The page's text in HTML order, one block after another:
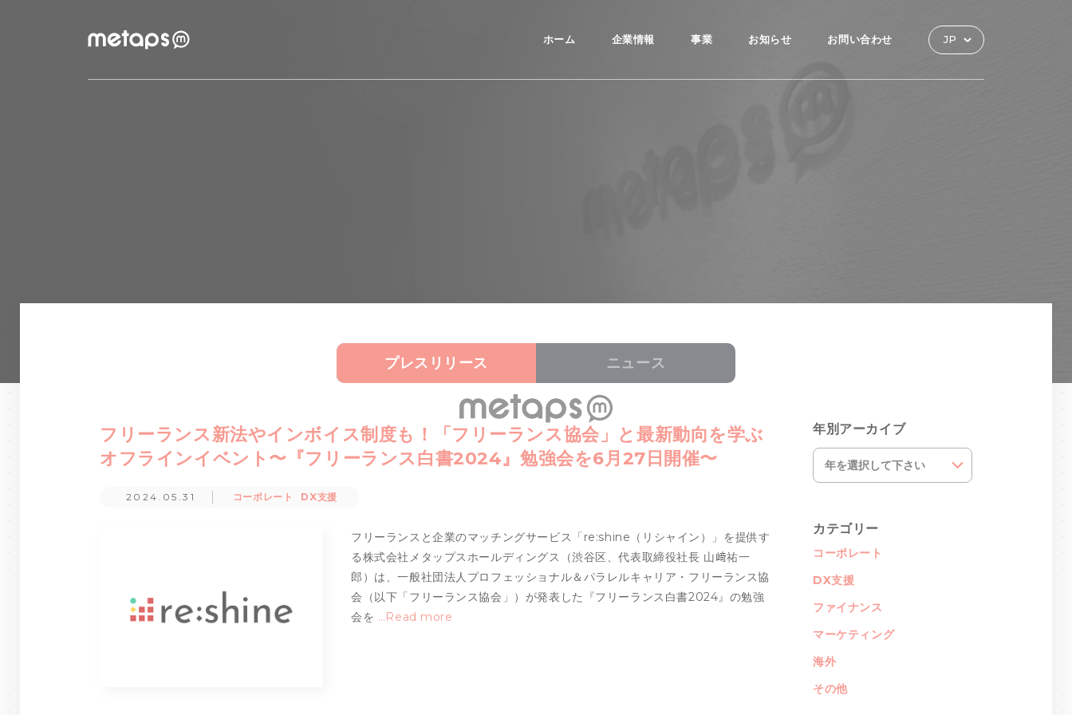
ホーム 企業情報 事業 お知らせ お問い合わせ JP
プレスリリース ニュース
フリーランス新法やインボイス制度も！「フリーランス協会」と最新動向を学ぶ
オフラインイベント〜『フリーランス白書2024』勉強会を6月27日開催〜
2024.05.31 コーポレート DX支援
フリーランスと企業のマッチングサービス「re:shine（リシャイン）」を提供す
る株式会社メタップスホールディングス（渋谷区、代表取締役社長 山﨑祐一
郎）は、一般社団法人プロフェッショナル＆パラレルキャリア・フリーランス協
会（以下「フリーランス協会」）が発表した『フリーランス白書2024』の勉強
会を …Read more
年別アーカイブ
カテゴリー
コーポレート
DX支援
ファイナンス
マーケティング
海外
その他